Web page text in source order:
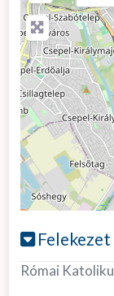
Felekezet
Római